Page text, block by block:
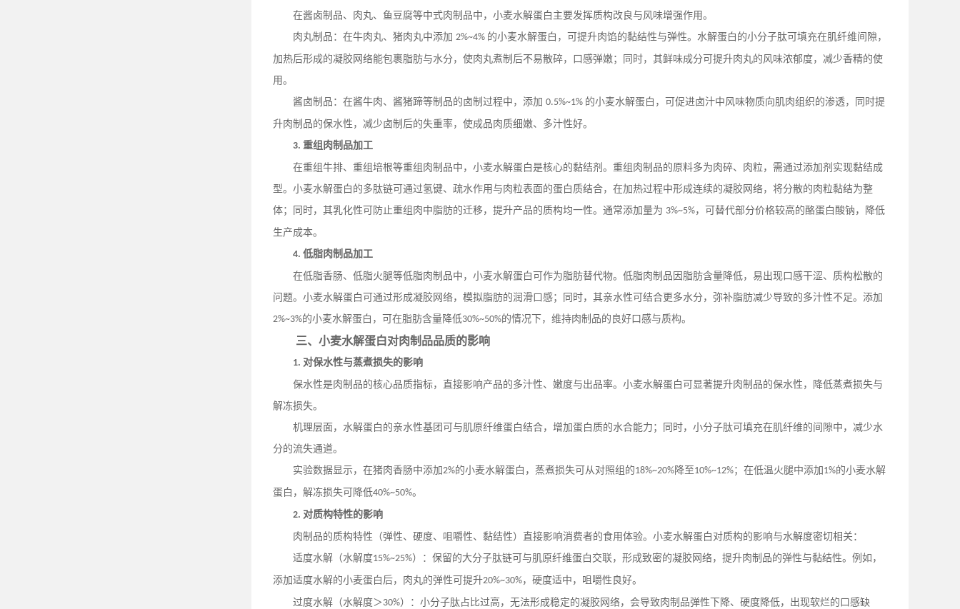
在酱卤制品、肉丸、鱼豆腐等中式肉制品中，小麦水解蛋白主要发挥质构改良与风味增强作用。
肉丸制品：在牛肉丸、猪肉丸中添加 2%~4% 的小麦水解蛋白，可提升肉馅的黏结性与弹性。水解蛋白的小分子肽可填充在肌纤维间隙，
加热后形成的凝胶网络能包裹脂肪与水分，使肉丸煮制后不易散碎，口感弹嫩；同时，其鲜味成分可提升肉丸的风味浓郁度，减少香精的使
用。
酱卤制品：在酱牛肉、酱猪蹄等制品的卤制过程中，添加 0.5%~1% 的小麦水解蛋白，可促进卤汁中风味物质向肌肉组织的渗透，同时提
升肉制品的保水性，减少卤制后的失重率，使成品肉质细嫩、多汁性好。
3. 重组肉制品加工
在重组牛排、重组培根等重组肉制品中，小麦水解蛋白是核心的黏结剂。重组肉制品的原料多为肉碎、肉粒，需通过添加剂实现黏结成
型。小麦水解蛋白的多肽链可通过氢键、疏水作用与肉粒表面的蛋白质结合，在加热过程中形成连续的凝胶网络，将分散的肉粒黏结为整
体；同时，其乳化性可防止重组肉中脂肪的迁移，提升产品的质构均一性。通常添加量为 3%~5%，可替代部分价格较高的酪蛋白酸钠，降低
生产成本。
4. 低脂肉制品加工
在低脂香肠、低脂火腿等低脂肉制品中，小麦水解蛋白可作为脂肪替代物。低脂肉制品因脂肪含量降低，易出现口感干涩、质构松散的
问题。小麦水解蛋白可通过形成凝胶网络，模拟脂肪的润滑口感；同时，其亲水性可结合更多水分，弥补脂肪减少导致的多汁性不足。添加
2%~3%的小麦水解蛋白，可在脂肪含量降低30%~50%的情况下，维持肉制品的良好口感与质构。
三、小麦水解蛋白对肉制品品质的影响
1. 对保水性与蒸煮损失的影响
保水性是肉制品的核心品质指标，直接影响产品的多汁性、嫩度与出品率。小麦水解蛋白可显著提升肉制品的保水性，降低蒸煮损失与
解冻损失。
机理层面，水解蛋白的亲水性基团可与肌原纤维蛋白结合，增加蛋白质的水合能力；同时，小分子肽可填充在肌纤维的间隙中，减少水
分的流失通道。
实验数据显示，在猪肉香肠中添加2%的小麦水解蛋白，蒸煮损失可从对照组的18%~20%降至10%~12%；在低温火腿中添加 1%的小麦水解
蛋白，解冻损失可降低40%~50%。
2. 对质构特性的影响
肉制品的质构特性（弹性、硬度、咀嚼性、黏结性）直接影响消费者的食用体验。小麦水解蛋白对质构的影响与水解度密切相关：
适度水解（水解度15%~25%）：保留的大分子肽链可与肌原纤维蛋白交联，形成致密的凝胶网络，提升肉制品的弹性与黏结性。例如，
添加适度水解的小麦蛋白后，肉丸的弹性可提升20%~30%，硬度适中，咀嚼性良好。
过度水解（水解度＞30%）：小分子肽占比过高，无法形成稳定的凝胶网络，会导致肉制品弹性下降、硬度降低，出现软烂的口感缺